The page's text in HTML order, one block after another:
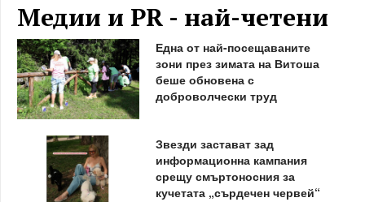
Медии и PR - най-четени
Една от най-посещаваните
зони през зимата на Витоша
беше обновена с
доброволчески труд
Звезди застават зад
информационна кампания
срещу смъртоносния за
кучетата „сърдечен червей“